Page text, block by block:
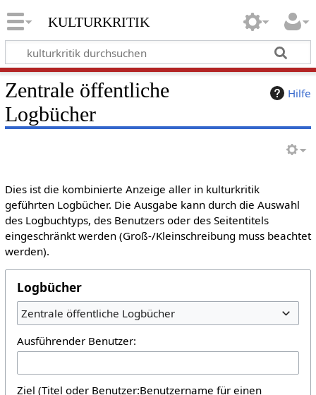
kulturkritik
Hilfe
Zentrale öffentliche
Logbücher
Dies ist die kombinierte Anzeige aller in kulturkritik
geführten Logbücher. Die Ausgabe kann durch die Auswahl
des Logbuchtyps, des Benutzers oder des Seitentitels
eingeschränkt werden (Groß-/Kleinschreibung muss beachtet
werden).
Logbücher
Zentrale öffentliche Logbücher
Ausführender Benutzer:
Ziel (Titel oder Benutzer:Benutzername für einen